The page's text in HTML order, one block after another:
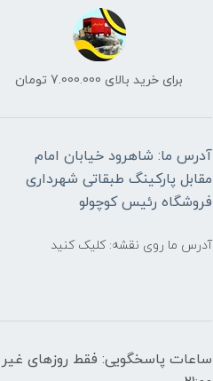
برای خرید بالای 7.000.000 تومان
آدرس ما: شاهرود خیابان امام
مقابل پارکینگ طبقاتی شهرداری
فروشگاه رئیس کوچولو
آدرس ما روی نقشه: کلیک کنید